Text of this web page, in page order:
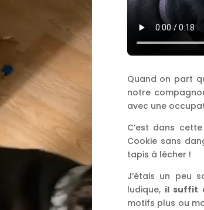
Quand on part
notre
avec une
C’est dans
Cookie sans
tapis à lécher !
J’étais un peu
ludique, il suffit
motifs plus ou